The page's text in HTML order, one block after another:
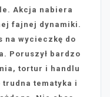
Akcja nabiera
fajnej dynamiki.
na wycieczkę do
Poruszył bardzo
tortur i handlu
trudna tematyka i